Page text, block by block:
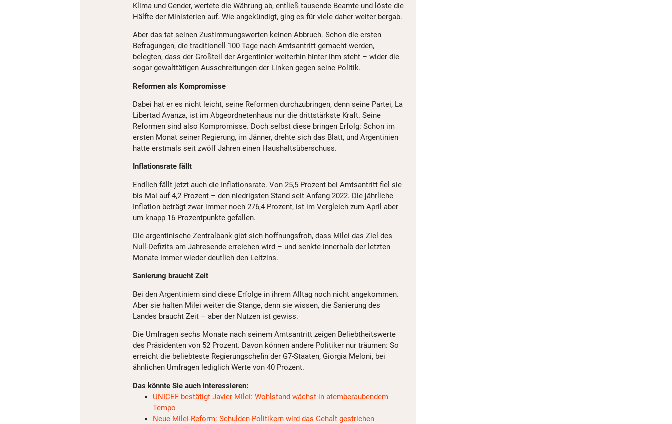
Klima und Gender, wertete die Währung ab, entließ tausende Beamte und löste die
Hälfte der Ministerien auf. Wie angekündigt, ging es für viele daher weiter bergab.
Aber das tat seinen Zustimmungswerten keinen Abbruch. Schon die ersten
Befragungen, die traditionell 100 Tage nach Amtsantritt gemacht werden,
belegten, dass der Großteil der Argentinier weiterhin hinter ihm steht – wider die
sogar gewalttätigen Ausschreitungen der Linken gegen seine Politik.
Reformen als Kompromisse
Dabei hat er es nicht leicht, seine Reformen durchzubringen, denn seine Partei, La
Libertad Avanza, ist im Abgeordnetenhaus nur die drittstärkste Kraft. Seine
Reformen sind also Kompromisse. Doch selbst diese bringen Erfolg: Schon im
ersten Monat seiner Regierung, im Jänner, drehte sich das Blatt, und Argentinien
hatte erstmals seit zwölf Jahren einen Haushaltsüberschuss.
Inflationsrate fällt
Endlich fällt jetzt auch die Inflationsrate. Von 25,5 Prozent bei Amtsantritt fiel sie
bis Mai auf 4,2 Prozent – den niedrigsten Stand seit Anfang 2022. Die jährliche
Inflation beträgt zwar immer noch 276,4 Prozent, ist im Vergleich zum April aber
um knapp 16 Prozentpunkte gefallen.
Die argentinische Zentralbank gibt sich hoffnungsfroh, dass Milei das Ziel des
Null-Defizits am Jahresende erreichen wird – und senkte innerhalb der letzten
Monate immer wieder deutlich den Leitzins.
Sanierung braucht Zeit
Bei den Argentiniern sind diese Erfolge in ihrem Alltag noch nicht angekommen.
Aber sie halten Milei weiter die Stange, denn sie wissen, die Sanierung des
Landes braucht Zeit – aber der Nutzen ist gewiss.
Die Umfragen sechs Monate nach seinem Amtsantritt zeigen Beliebtheitswerte
des Präsidenten von 52 Prozent. Davon können andere Politiker nur träumen: So
erreicht die beliebteste Regierungschefin der G7-Staaten, Giorgia Meloni, bei
ähnlichen Umfragen lediglich Werte von 40 Prozent.
Das könnte Sie auch interessieren:
UNICEF bestätigt Javier Milei: Wohlstand wächst in atemberaubendem
Tempo
Neue Milei-Reform: Schulden-Politikern wird das Gehalt gestrichen